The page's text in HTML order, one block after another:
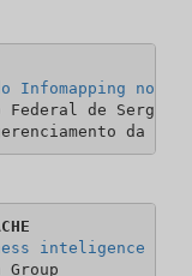
Infomapping no
de Sergipe
da
inteligence à